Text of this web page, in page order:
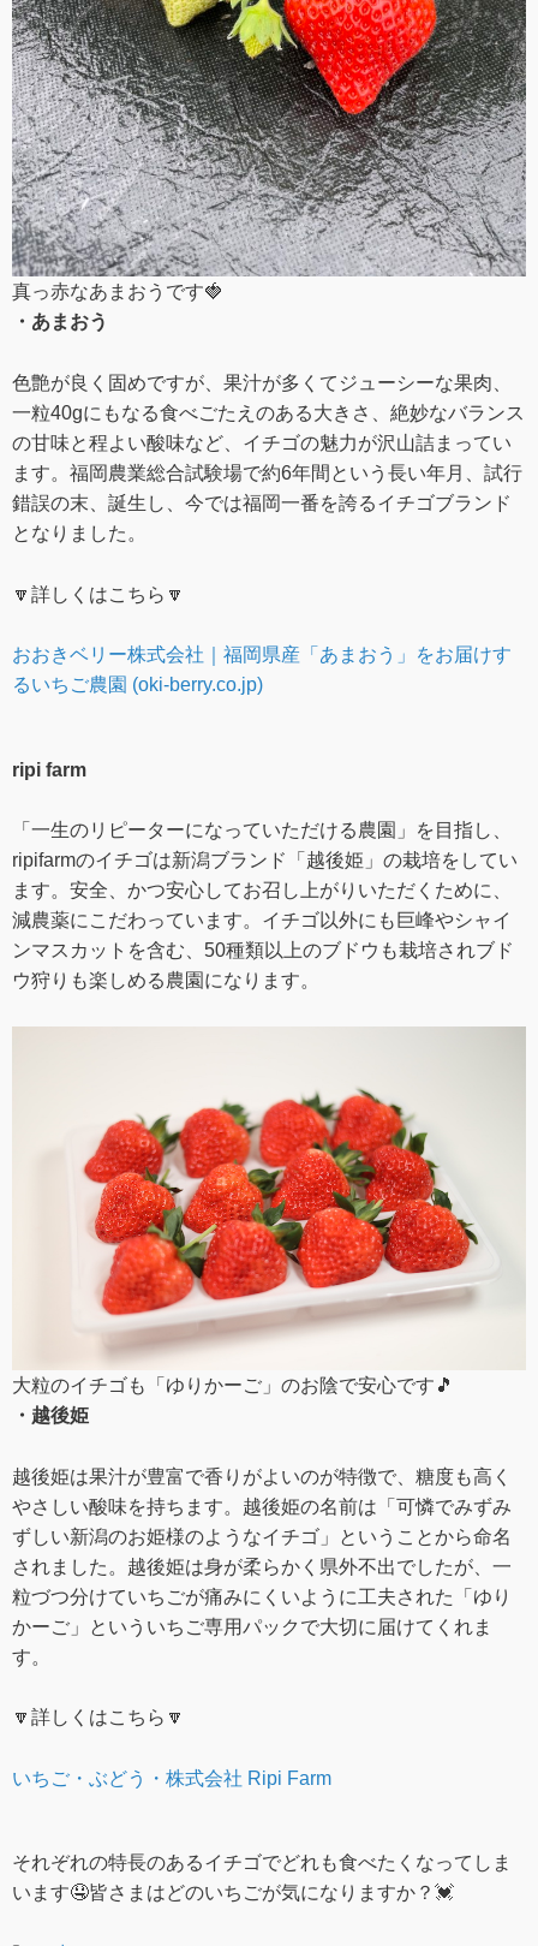
真っ赤なあまおうです🍓
・あまおう
色艶が良く固めですが、果汁が多くてジューシーな果肉、
一粒40gにもなる食べごたえのある大きさ、絶妙なバランス
の甘味と程よい酸味など、イチゴの魅力が沢山詰まってい
ます。福岡農業総合試験場で約6年間という長い年月、試行
錯誤の末、誕生し、今では福岡一番を誇るイチゴブランド
となりました。
🔽詳しくはこちら🔽
おおきベリー株式会社｜福岡県産「あまおう」をお届けす
るいちご農園 (oki-berry.co.jp)
ripi farm
「一生のリピーターになっていただける農園」を目指し、
ripifarmのイチゴは新潟ブランド「越後姫」の栽培をしてい
ます。安全、かつ安心してお召し上がりいただくために、
減農薬にこだわっています。イチゴ以外にも巨峰やシャイ
ンマスカットを含む、50種類以上のブドウも栽培されブド
ウ狩りも楽しめる農園になります。
大粒のイチゴも「ゆりかーご」のお陰で安心です🎵
・越後姫
越後姫は果汁が豊富で香りがよいのが特徴で、糖度も高く
やさしい酸味を持ちます。越後姫の名前は「可憐でみずみ
ずしい新潟のお姫様のようなイチゴ」ということから命名
されました。越後姫は身が柔らかく県外不出でしたが、一
粒づつ分けていちごが痛みにくいように工夫された「ゆり
かーご」といういちご専用パックで大切に届けてくれま
す。
🔽詳しくはこちら🔽
いちご・ぶどう・株式会社 Ripi Farm
それぞれの特長のあるイチゴでどれも食べたくなってしま
います🤤皆さまはどのいちごが気になりますか？💓